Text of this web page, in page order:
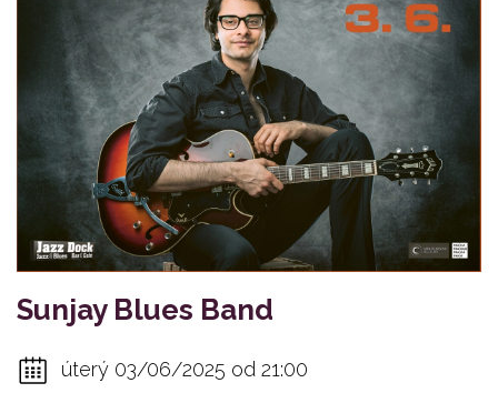
Sunjay Blues Band
úterý 03/06/2025 od 21:00